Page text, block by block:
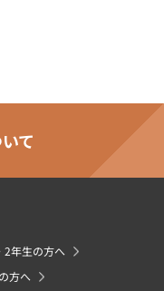
て
2年生の方へ
方へ